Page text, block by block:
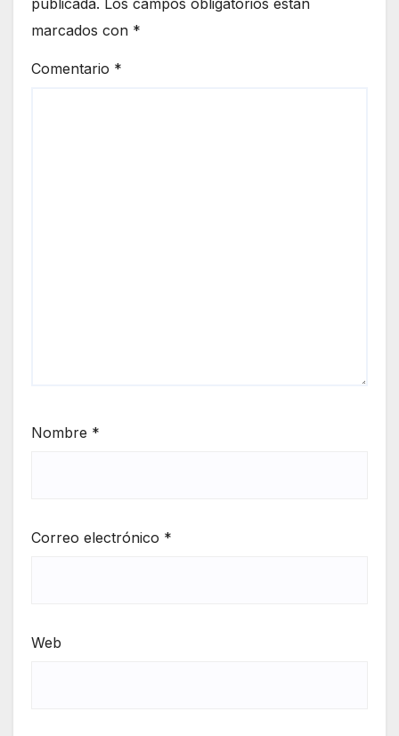
marcados con *
Comentario *
Nombre *
Correo electrónico *
Web